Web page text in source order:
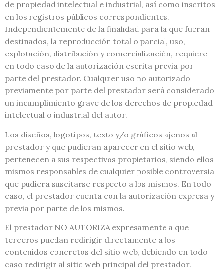
de propiedad intelectual e industrial, así como inscritos
en los registros públicos correspondientes.
Independientemente de la finalidad para la que fueran
destinados, la reproducción total o parcial, uso,
explotación, distribución y comercialización, requiere
en todo caso de la autorización escrita previa por
parte del prestador. Cualquier uso no autorizado
previamente por parte del prestador será considerado
un incumplimiento grave de los derechos de propiedad
intelectual o industrial del autor.
Los diseños, logotipos, texto y/o gráficos ajenos al
prestador y que pudieran aparecer en el sitio web,
pertenecen a sus respectivos propietarios, siendo ellos
mismos responsables de cualquier posible controversia
que pudiera suscitarse respecto a los mismos. En todo
caso, el prestador cuenta con la autorización expresa y
previa por parte de los mismos.
El prestador NO AUTORIZA expresamente a que
terceros puedan redirigir directamente a los
contenidos concretos del sitio web, debiendo en todo
caso redirigir al sitio web principal del prestador.